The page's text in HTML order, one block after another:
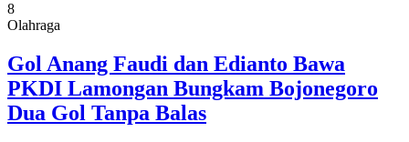
8
Olahraga
Gol Anang Faudi dan Edianto Bawa
PKDI Lamongan Bungkam Bojonegoro
Dua Gol Tanpa Balas